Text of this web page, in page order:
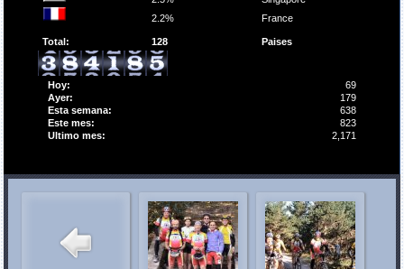
2.2%
France
Total: 128 Paises
Hoy:
69
Ayer:
179
Esta semana:
638
Este mes:
823
Ultimo mes:
2,171